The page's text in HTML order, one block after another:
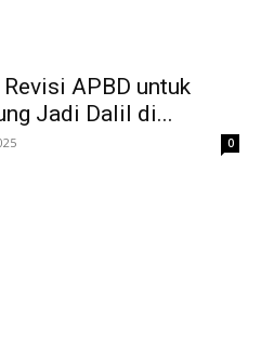
APBD untuk
Jadi Dalil di...
0